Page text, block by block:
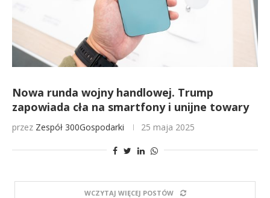
Nowa runda wojny handlowej. Trump
zapowiada cła na smartfony i unijne towary
przez Zespół 300Gospodarki 25 maja 2025
WCZYTAJ WIĘCEJ POSTÓW